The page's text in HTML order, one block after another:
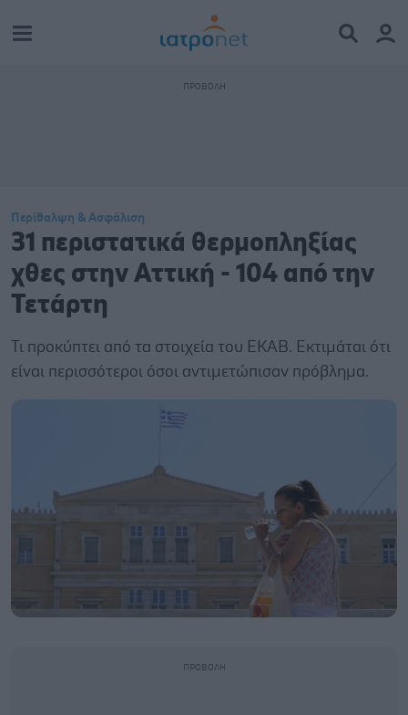
Περίθαλψη & Ασφάλιση
31 περιστατικά θερμοπληξίας
χθες στην Αττική - 104 από την
Τετάρτη
Τι προκύπτει από τα στοιχεία του ΕΚΑΒ. Εκτιμάται ότι
είναι περισσότεροι όσοι αντιμετώπισαν πρόβλημα.